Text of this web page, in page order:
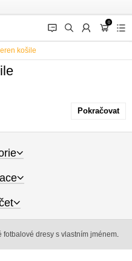
󰂱 󰂨 󰃳
0
󰃦 󰃖
košile
Pokračovat
fotbalové dresy s vlastním jménem.